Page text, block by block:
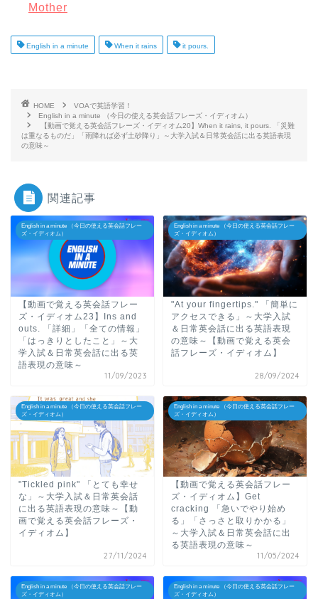
Mother
English in a minute When it rains it pours.
HOME
VOAで英語学習！
English in a minute （今日の使える英会話フレーズ・イディオム）
【動画で覚える英会話フレーズ・イディオム20】When it rains, it pours. 「災難
は重なるものだ」「雨降れば必ず土砂降り」～大学入試＆日常英会話に出る英語表現
の意味～
関連記事
English in a minute （今日の使える英会話フレー
ズ・イディオム）
【動画で覚える英会話フレー
ズ・イディオム23】Ins and
outs. 「詳細」「全ての情報」
「はっきりとしたこと」～大
学入試＆日常英会話に出る英
語表現の意味～
11/09/2023
English in a minute （今日の使える英会話フレー
ズ・イディオム）
"At your fingertips." 「簡単に
アクセスできる」～大学入試
＆日常英会話に出る英語表現
の意味～【動画で覚える英会
話フレーズ・イディオム】
28/09/2024
English in a minute （今日の使える英会話フレー
ズ・イディオム）
"Tickled pink" 「とても幸せ
な」～大学入試＆日常英会話
に出る英語表現の意味～【動
画で覚える英会話フレーズ・
イディオム】
27/11/2024
English in a minute （今日の使える英会話フレー
ズ・イディオム）
【動画で覚える英会話フレー
ズ・イディオム】Get
cracking 「急いでやり始め
る」「さっさと取りかかる」
～大学入試＆日常英会話に出
る英語表現の意味～
11/05/2024
English in a minute （今日の使える英会話フレー
ズ・イディオム）
English in a minute （今日の使える英会話フレー
ズ・イディオム）